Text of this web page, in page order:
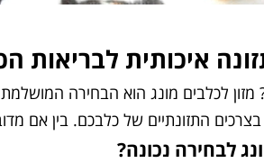
איכותית לבריאות
התזונתיים של כלבכם. בין אם
לבחירה נכונה?